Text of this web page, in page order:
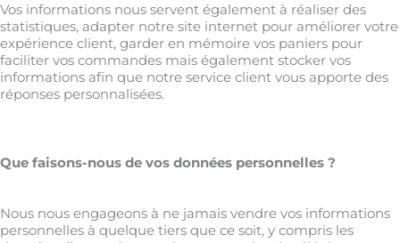
Vos informations nous servent également à réaliser des
statistiques, adapter notre site internet pour améliorer votre
expérience client, garder en mémoire vos paniers pour
faciliter vos commandes mais également stocker vos
informations afin que notre service client vous apporte des
réponses personnalisées.
Que faisons-nous de vos données personnelles ?
Nous nous engageons à ne jamais vendre vos informations
personnelles à quelque tiers que ce soit, y compris les